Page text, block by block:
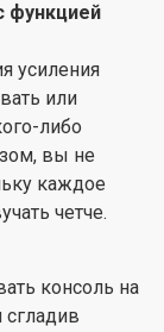
функцией
усиления
или
либо
вы не
каждое
четче.
консоль на